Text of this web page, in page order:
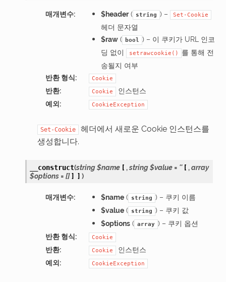
매개변수: $header( string ) – Set-Cookie
헤더 문자열
$raw( bool ) – 이 쿠키가 URL 인코
딩 없이
setrawcookie()
를 통해 전
송될지 여부
반환 형식: Cookie
반환: Cookie
인스턴스
예외: CookieException
Set-Cookie
헤더에서 새로운 Cookie 인스턴스를
생성합니다.
__construct(string$name [ ,string$value = '' [ ,array
$options = [] ] ] )
매개변수: $name( string ) – 쿠키 이름
$value( string ) – 쿠키 값
$options( array ) – 쿠키 옵션
반환 형식: Cookie
반환: Cookie
인스턴스
예외: CookieException